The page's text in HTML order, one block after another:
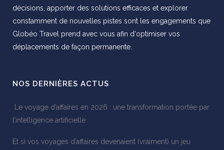
décisions, apporter des solutions efficaces et explorer
constamment de nouvelles pistes sont les engagements que
Globéo Travel prend avec vous afin d'optimiser vos
déplacements de façon permanente.
NOS DERNIÈRES ACTUS
Le voyage d’affaires en 2026 : une transformation portée par
l’intelligence artificielle
Et si vos voyages d’affaires devenaient (vraiment) un jeu